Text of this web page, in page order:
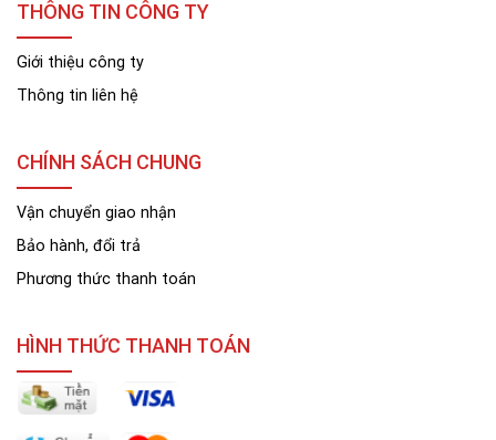
THÔNG TIN CÔNG TY
Giới thiệu công ty
Thông tin liên hệ
CHÍNH SÁCH CHUNG
Vận chuyển giao nhận
Bảo hành, đổi trả
Phương thức thanh toán
HÌNH THỨC THANH TOÁN